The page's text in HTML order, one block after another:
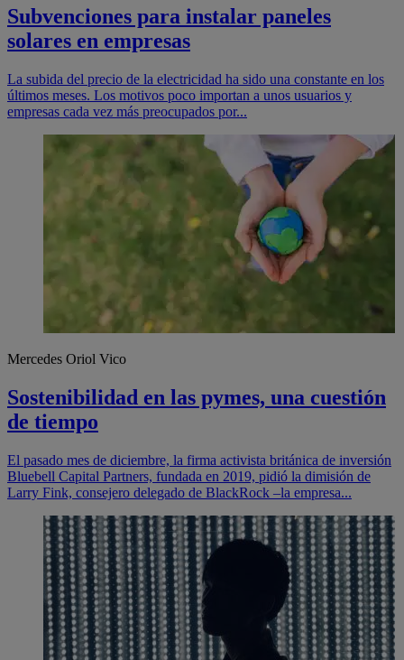
Subvenciones para instalar paneles
solares en empresas
La subida del precio de la electricidad ha sido una constante en los
últimos meses. Los motivos poco importan a unos usuarios y
empresas cada vez más preocupados por...
Mercedes Oriol Vico
Sostenibilidad en las pymes, una cuestión
de tiempo
El pasado mes de diciembre, la firma activista británica de inversión
Bluebell Capital Partners, fundada en 2019, pidió la dimisión de
Larry Fink, consejero delegado de BlackRock –la empresa...